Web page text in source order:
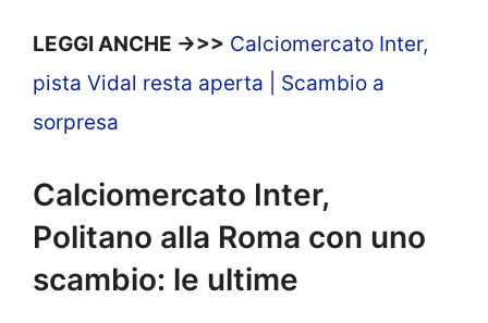
LEGGI ANCHE ->>> Calciomercato Inter,
pista Vidal resta aperta | Scambio a
sorpresa
Calciomercato Inter,
Politano alla Roma con uno
scambio: le ultime